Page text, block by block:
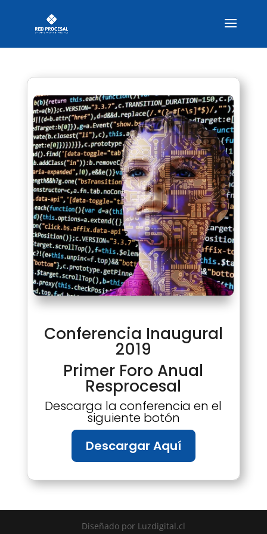
Conferencia Inaugural
2019
Primer Foro Anual
Resprocesal
Descarga la conferencia en el
siguiente botón
Descargar Aquí
Diseñado por Luzdigital.cl